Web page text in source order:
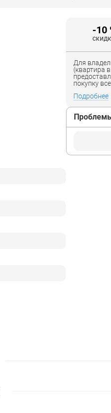
-10
Для
(квартира
покупку
Подробнее